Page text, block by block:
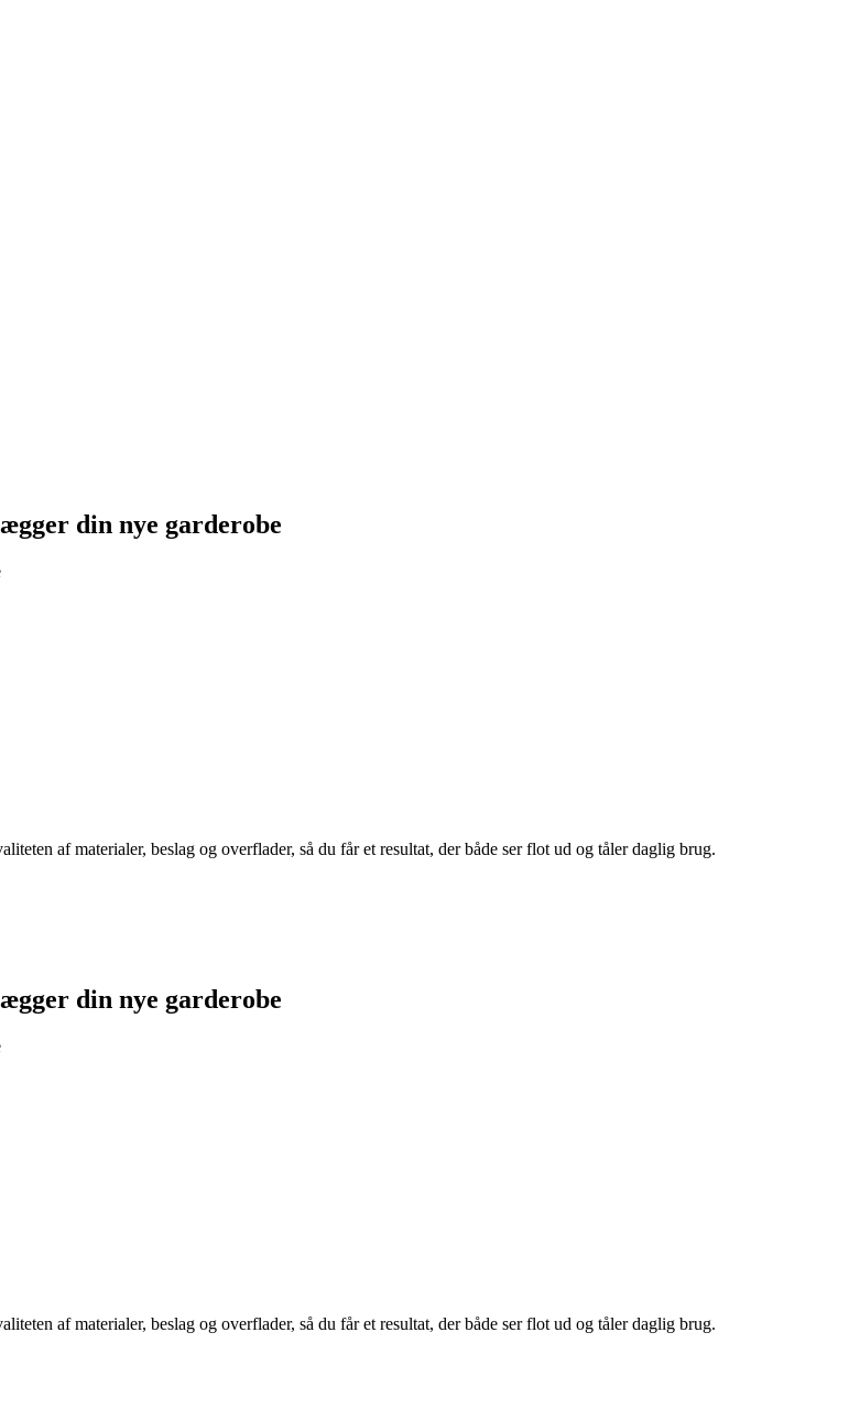
din nye garderobe
af materialer, beslag og overflader, så du får et resultat, der både ser flot ud og tåler daglig brug.
din nye garderobe
af materialer, beslag og overflader, så du får et resultat, der både ser flot ud og tåler daglig brug.